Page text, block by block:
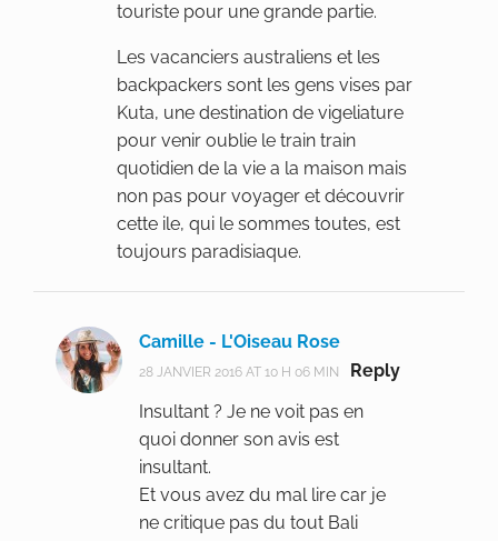
touriste pour une grande partie.
Les vacanciers australiens et les
backpackers sont les gens vises par
Kuta, une destination de vigeliature
pour venir oublie le train train
quotidien de la vie a la maison mais
non pas pour voyager et découvrir
cette ile, qui le sommes toutes, est
toujours paradisiaque.
Camille - L'Oiseau Rose
28 JANVIER 2016 AT 10 H 06 MIN
Reply
Insultant ? Je ne voit pas en
quoi donner son avis est
insultant.
Et vous avez du mal lire car je
ne critique pas du tout Bali